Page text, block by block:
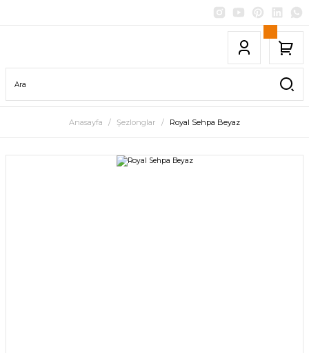
Anasayfa Şezlonglar Royal Sehpa Beyaz